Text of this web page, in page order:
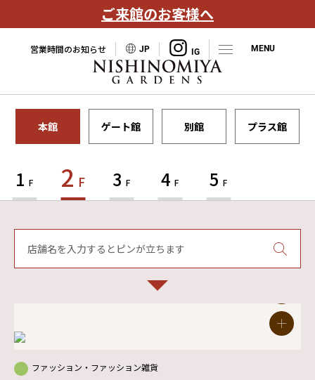
ご来館のお客様へ
営業時間のお知らせ JP
本館 ゲート館 別館 プラス館
1 F 2 F 3 F 4 F 5 F
店舗名を入力するとピンが立ちます
ファッション・ファッション雑貨